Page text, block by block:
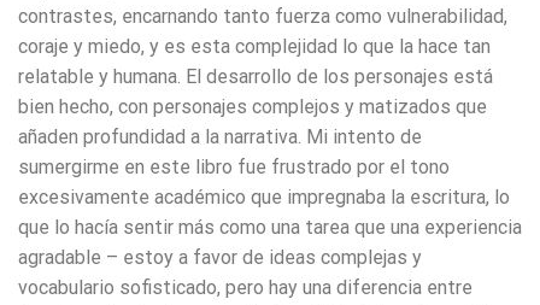
contrastes, encarnando tanto fuerza como vulnerabilidad,
coraje y miedo, y es esta complejidad lo que la hace tan
relatable y humana. El desarrollo de los personajes está
bien hecho, con personajes complejos y matizados que
añaden profundidad a la narrativa. Mi intento de
sumergirme en este libro fue frustrado por el tono
excesivamente académico que impregnaba la escritura, lo
que lo hacía sentir más como una tarea que una experiencia
agradable – estoy a favor de ideas complejas y
vocabulario sofisticado, pero hay una diferencia entre